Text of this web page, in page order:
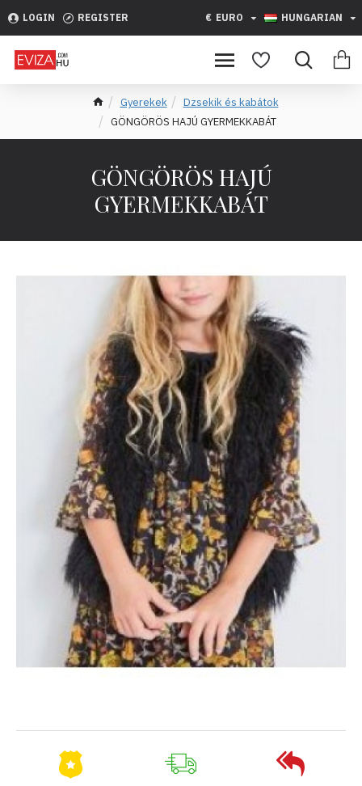
LOGIN REGISTER € EURO HUNGARIAN
Gyerekek
Dzsekik és kabátok
GÖNGÖRÖS HAJÚ GYERMEKKABÁT
GÖNGÖRÖS HAJÚ
GYERMEKKABÁT